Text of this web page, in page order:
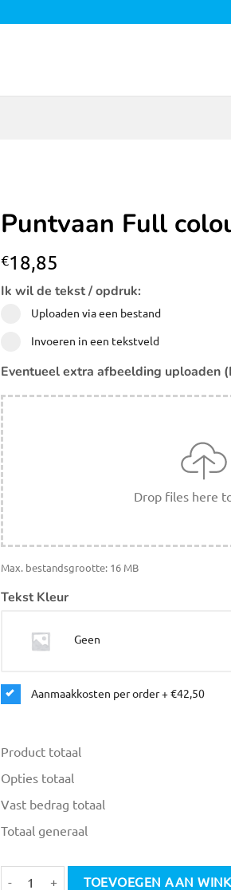
Puntvaan Full
€18,85
Ik wil de tekst / opdruk:
Uploaden via een bestand
Invoeren in een tekstveld
Eventueel extra afbeelding uploaden
Drop files here
Max. bestandsgrootte: 16 MB
Tekst Kleur
Geen
Aanmaakkosten per order+€42,50
Product totaal
Opties totaal
Vast bedrag totaal
Totaal generaal
Puntvaan Full colour 20 x 30 cm aantal
TOEVOEGEN AAN